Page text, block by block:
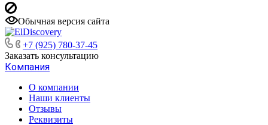
Обычная версия сайта
+7 (925) 780-37-45
Заказать консультацию
Компания
О компании
Наши клиенты
Отзывы
Реквизиты